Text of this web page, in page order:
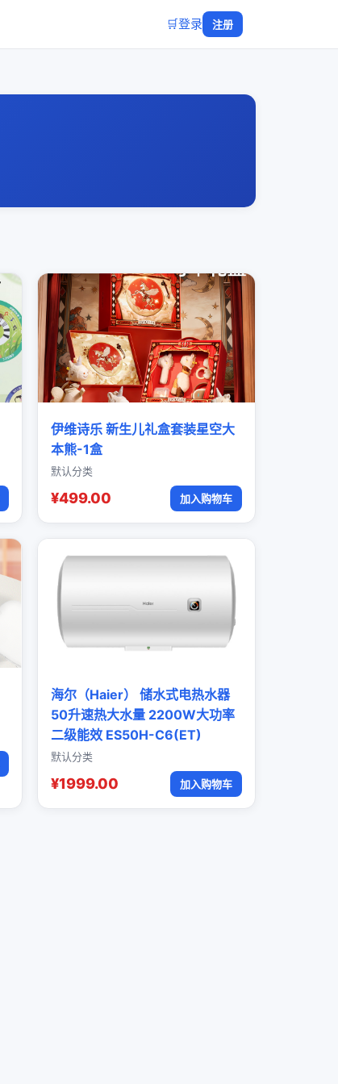
🛒登录 注册
伊维诗乐 新生儿礼盒套装星空大
本熊-1盒
默认分类
¥499.00 加入购物车
海尔（Haier） 储水式电热水器
50升速热大水量 2200W大功率
二级能效 ES50H-C6(ET)
默认分类
¥1999.00 加入购物车